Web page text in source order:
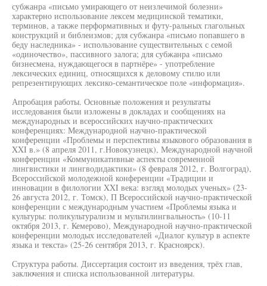
субжанра «письмо умирающего от неизлечимой болезни»
характерно использование лексем медицинской тематики,
терминов, а также перформативных и футу-ральных глагольных
конструкций и библеизмов; для субжанра «письмо попавшего в
беду наследника» - использование существительных с семой
«одиночество», пассивного залога; для субжанра «письмо
бизнесмена, нуждающегося в партнёре» - употребление
лексических единиц, относящихся к деловому стилю или
репрезентирующих лексико-семантическое поле «информация».
Апробация работы. Основные положения и результаты
исследования были изложены в докладах и сообщениях на
международных и всероссийских научно-практических
конференциях: Международной научно-практической
конференции «Проблемы и перспективы языкового образования в
XXI в.» (8 апреля 2011, г.Новокузнецк), Международной научной
конференции «Коммуникативные аспекты современной
лингвистики и лингводидактики» (8 февраля 2012, г. Волгоград),
Всероссийской молодежной конференции «Традиции и
инновации в филологии XXI века: взгляд молодых ученых» (23-
26 августа 2012, г. Томск), П Всероссийской научно-практической
конференции с международным участием «Проблемы языка и
культуры: поликультурализм и мультилингвальность» (10-11
октября 2013, г. Кемерово), Международной научно-практической
конференции молодых исследователей «Диалог культур в аспекте
языка и текста» (25-26 сентября 2013, г. Красноярск).
Структура работы. Диссертация состоит из введения, трёх глав,
заключения и списка использованной литературы.